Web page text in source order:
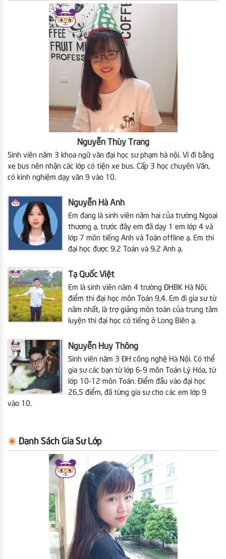
Nguyễn Thùy Trang
Sinh viên năm 3 khoa ngữ văn đại học sư phạm hà nội. Vì đi bằng
xe bus nên nhận các lớp có tiện xe bus. Cấp 3 học chuyên Văn,
có kinh nghiệm dạy văn 9 vào 10.
Nguyễn Hà Anh
Em đang là sinh viên năm hai của trường Ngoại
thương ạ, trước đây em đã dạy 1 em lớp 4 và
lớp 7 môn tiếng Anh và Toán offline ạ. Em thi
đại học được 9.2 Toán và 9.2 Anh ạ.
Tạ Quốc Việt
Em là sinh viên năm 4 trường ĐHBK Hà Nội,
điểm thi đại học môn Toán 9,4. Em đi gia sư từ
năm nhất, là trợ giảng môn toán của trung tâm
luyện thi đại học có tiếng ở Long Biên ạ.
Nguyễn Huy Thông
Sinh viên năm 3 ĐH công nghệ Hà Nội. Có thể
gia sư các bạn từ lớp 6-9 môn Toán Lý Hóa, từ
lớp 10-12 môn Toán. Điểm đầu vào đại học
26,5 điểm, đã từng gia sư cho các em lớp 9
vào 10.
Danh Sách Gia Sư Lớp